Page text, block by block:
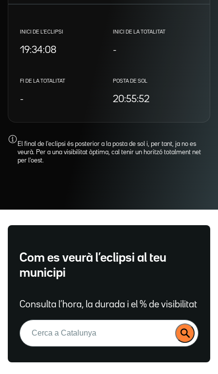
INICI DE L'ECLIPSI
19:34:08
INICI DE LA TOTALITAT
-
FI DE LA TOTALITAT
-
POSTA DE SOL
20:55:52
El final de l'eclipsi és posterior a la posta de sol i, per tant, ja no es
veurà. Per a una visibilitat òptima, cal tenir un horitzó totalment net
per l'oest.
Com es veurà l’eclipsi al teu
municipi
Consulta l’hora, la durada i el % de visibilitat
Buscar: